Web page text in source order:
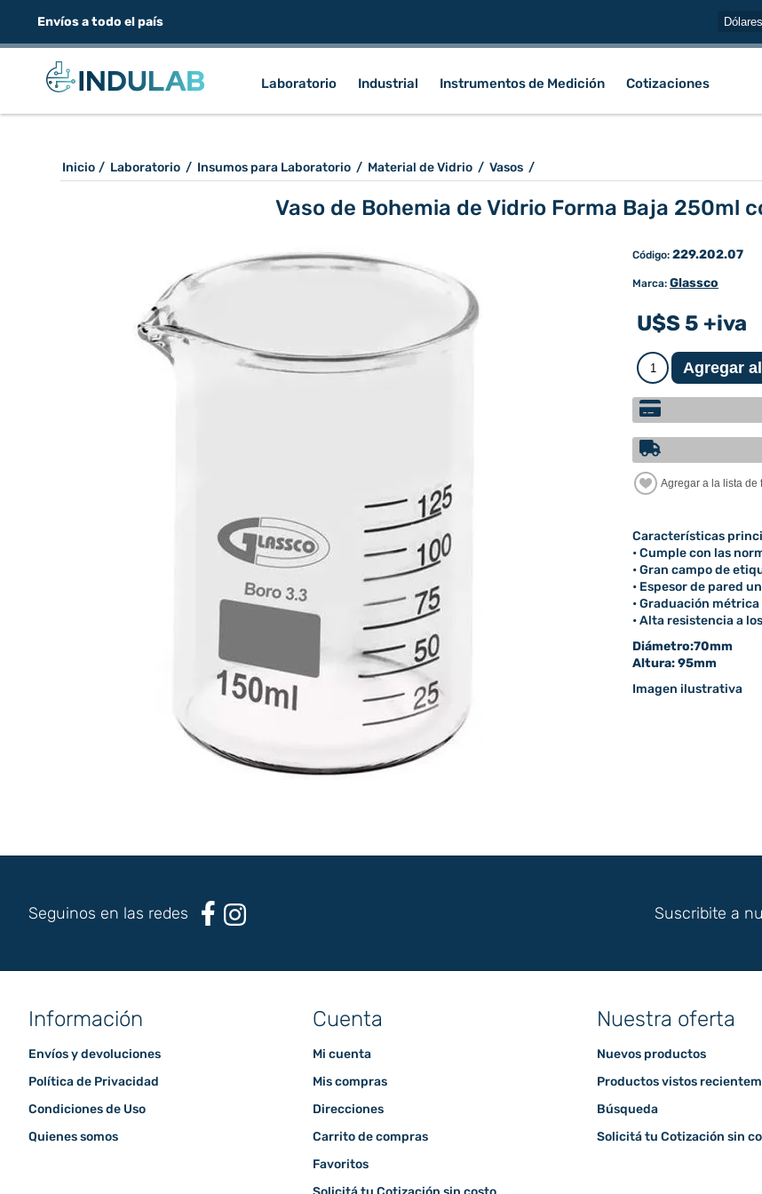
Envíos a todo el país
Laboratorio Industrial Instrumentos de Medición Cotizaciones
Inicio / Laboratorio / Insumos para Laboratorio / Material de Vidrio / Vasos /
Vaso de Bohemia de Vidrio Forma Baja 250ml
Código: 229.202.07
Marca: Glassco
U$S 5 +iva
Características
• Cumple con las
• Gran campo de
• Espesor de pared
• Graduación
• Alta resistencia a
Diámetro:70mm
Altura: 95mm
Imagen ilustrativa
Seguinos en las redes Suscribite a
Información
Envíos y devoluciones
Política de Privacidad
Condiciones de Uso
Quienes somos
Cuenta
Mi cuenta
Mis compras
Direcciones
Carrito de compras
Favoritos
Nuestra oferta
Nuevos productos
Productos vistos
Búsqueda
Solicitá tu Cotización sin